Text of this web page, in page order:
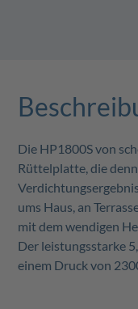
Die HP1800S von
Rüttelplatte, die
ums Haus, an
mit dem wendigen
Der leistungsstarke
einem Druck von